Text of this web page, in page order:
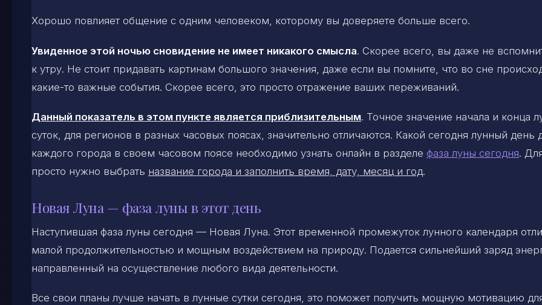
Хорошо повлияет общение с одним человеком, которому вы доверяете больше всего.
Увиденное этой ночью сновидение не имеет никакого смысла. Скорее всего, вы даже не
к утру. Не стоит придавать картинам большого значения, даже если вы помните, что во сне
какие-то важные события. Скорее всего, это просто отражение ваших переживаний.
Данный показатель в этом пункте является приблизительным. Точное значение начала и конца
суток, для регионов в разных часовых поясах, значительно отличаются. Какой сегодня лунный день
каждого города в своем часовом поясе необходимо узнать онлайн в разделе фаза луны сегодня.
просто нужно выбрать название города и заполнить время, дату, месяц и год.
Новая Луна — фаза луны в этот день
Наступившая фаза луны сегодня — Новая Луна. Этот временной промежуток лунного календаря
малой продолжительностью и мощным воздействием на природу. Подается сильнейший заряд
направленный на осуществление любого вида деятельности.
Все свои планы лучше начать в лунные сутки сегодня, это поможет получить мощную мотивацию